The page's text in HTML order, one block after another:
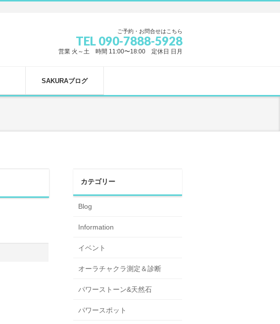
ご予約・お問合せはこちら
TEL 090-7888-5928
営業 火～土 時間 11:00〜18:00 定休日 日月
SAKURAブログ
カテゴリー
Blog
Information
イベント
オーラチャクラ測定＆診断
パワーストーン&天然石
パワースポット